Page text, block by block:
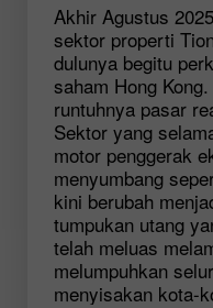
Akhir Agustus
sektor properti
dulunya begitu
saham Hong
runtuhnya pasar
Sektor yang
motor penggerak
menyumbang
kini berubah
tumpukan utang
telah meluas
melumpuhkan
menyisakan kota-